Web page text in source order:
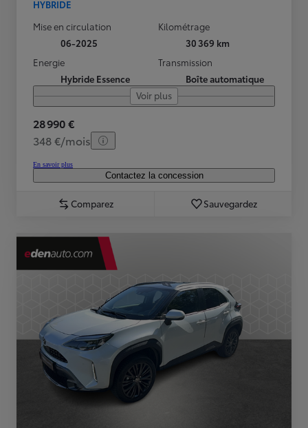
HYBRIDE
Mise en circulation
06-2025
Kilométrage
30 369 km
Energie
Hybride Essence
Transmission
Boîte automatique
Voir plus
28 990 €
348 €/mois
En savoir plus
Contactez la concession
Comparez Sauvegardez